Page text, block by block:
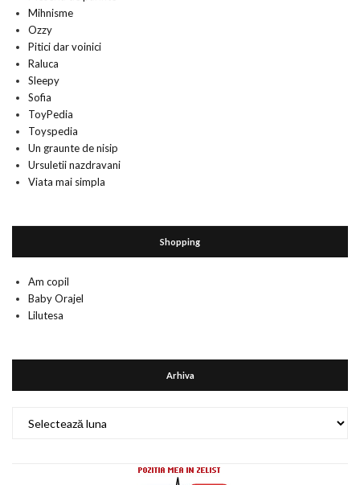
Mihnisme
Ozzy
Pitici dar voinici
Raluca
Sleepy
Sofia
ToyPedia
Toyspedia
Un graunte de nisip
Ursuletii nazdravani
Viata mai simpla
Shopping
Am copil
Baby Orajel
Lilutesa
Arhiva